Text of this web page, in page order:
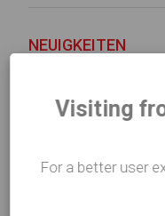
NEUIGKEITEN
Visiting
For a better user